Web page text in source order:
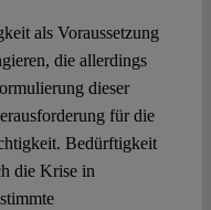
als Voraussetzung
die allerdings
dieser
für die
Bedürftigkeit
die Krise in